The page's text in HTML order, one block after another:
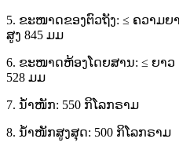
5. ຂະໜາດຂອງຕົວຖັງ: ≤ ຄວາມຍາ
ສູງ 845 ມມ
6. ຂະໜາດຫ້ອງໂດຍສານ: ≤ ຍາວ
528 ມມ
7. ນ້ຳໜັກ: 550 ກິໂລກຣາມ
8. ນ້ຳໜັກສູງສຸດ: 500 ກິໂລກຣາມ